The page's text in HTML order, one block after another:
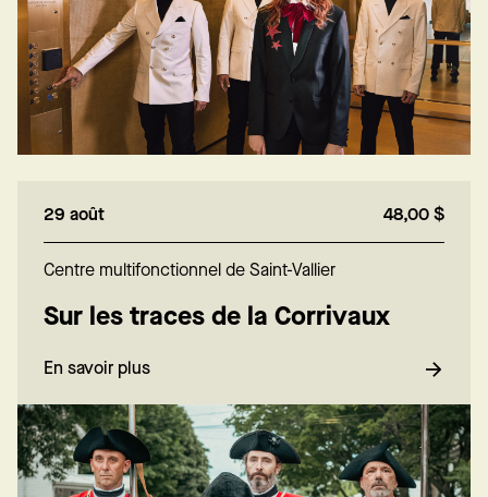
29 août 48,00 $
Centre multifonctionnel de Saint-Vallier
Sur les traces de la Corrivaux
En savoir plus